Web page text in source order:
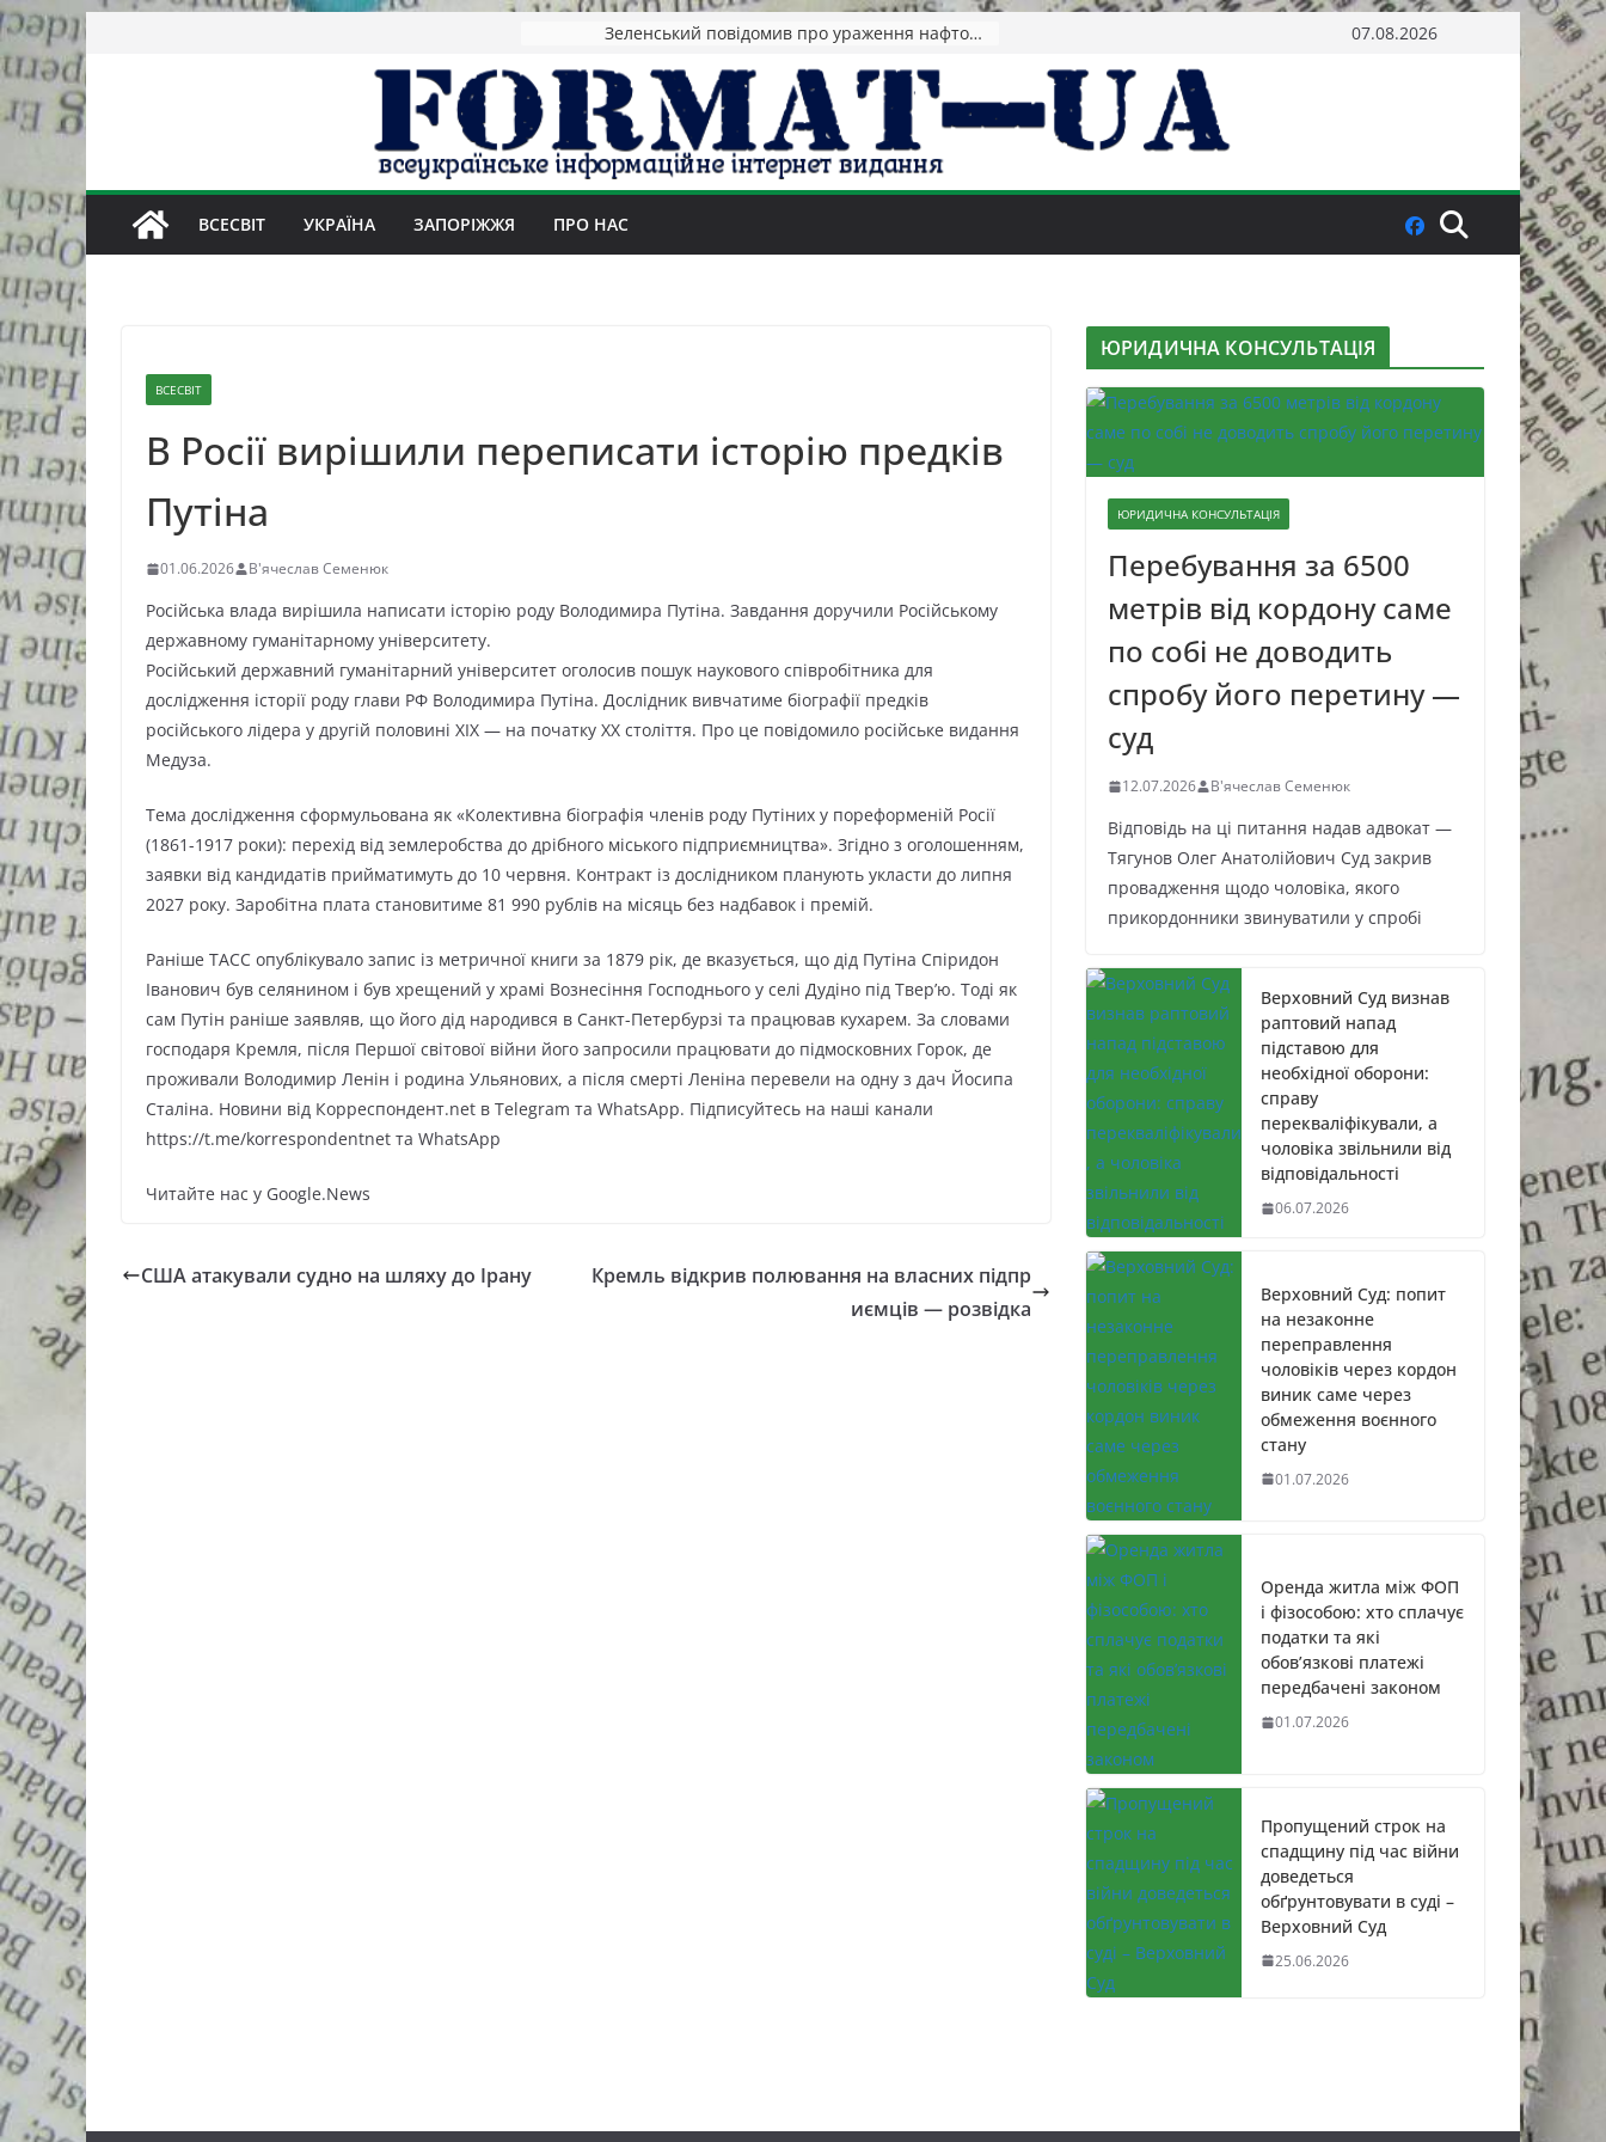
Skip
content
Зеленський повідомив про ураження нафтозаводів РФ за понад 1300 км від фронту 07.08.2026
ВСЕСВІТ УКРАЇНА ЗАПОРІЖЖЯ ПРО НАС
ВСЕСВІТ
В Росії вирішили переписати історію предків
Путіна
01.06.2026 В'ячеслав Семенюк
Російська влада вирішила написати історію роду Володимира Путіна. Завдання доручили Російському
державному гуманітарному університету.
Російський державний гуманітарний університет оголосив пошук наукового співробітника для
дослідження історії роду глави РФ Володимира Путіна. Дослідник вивчатиме біографії предків
російського лідера у другій половині ХІХ — на початку ХХ століття. Про це повідомило російське видання
Медуза.
Тема дослідження сформульована як «Колективна біографія членів роду Путіних у пореформеній Росії
(1861-1917 роки): перехід від землеробства до дрібного міського підприємництва». Згідно з оголошенням,
заявки від кандидатів прийматимуть до 10 червня. Контракт із дослідником планують укласти до липня
2027 року. Заробітна плата становитиме 81 990 рублів на місяць без надбавок і премій.
Раніше ТАСС опублікувало запис із метричної книги за 1879 рік, де вказується, що дід Путіна Спіридон
Іванович був селянином і був хрещений у храмі Вознесіння Господнього у селі Дудіно під Твер’ю. Тоді як
сам Путін раніше заявляв, що його дід народився в Санкт-Петербурзі та працював кухарем. За словами
господаря Кремля, після Першої світової війни його запросили працювати до підмосковних Горок, де
проживали Володимир Ленін і родина Ульянових, а після смерті Леніна перевели на одну з дач Йосипа
Сталіна. Новини від Корреспондент.net в Telegram та WhatsApp. Підписуйтесь на наші канали
https://t.me/korrespondentnet та WhatsApp
Читайте нас у Google.News
США атакували судно на шляху до Ірану
Кремль відкрив полювання на власних підпр
иємців — розвідка
ЮРИДИЧНА КОНСУЛЬТАЦІЯ
ЮРИДИЧНА КОНСУЛЬТАЦІЯ
Перебування за 6500
метрів від кордону саме
по собі не доводить
спробу його перетину —
суд
12.07.2026 В'ячеслав Семенюк
Відповідь на ці питання надав адвокат —
Тягунов Олег Анатолійович Суд закрив
провадження щодо чоловіка, якого
прикордонники звинуватили у спробі
Верховний Суд визнав
раптовий напад
підставою для
необхідної оборони:
справу
перекваліфікували, а
чоловіка звільнили від
відповідальності
06.07.2026
Верховний Суд: попит
на незаконне
переправлення
чоловіків через кордон
виник саме через
обмеження воєнного
стану
01.07.2026
Оренда житла між ФОП
і фізособою: хто сплачує
податки та які
обов’язкові платежі
передбачені законом
01.07.2026
Пропущений строк на
спадщину під час війни
доведеться
обґрунтовувати в суді –
Верховний Суд
25.06.2026